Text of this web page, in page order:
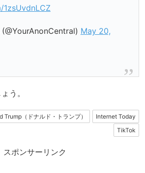
May 20,
う。
Trump（ドナルド・トランプ）
Internet Today
TikTok
スポンサーリンク